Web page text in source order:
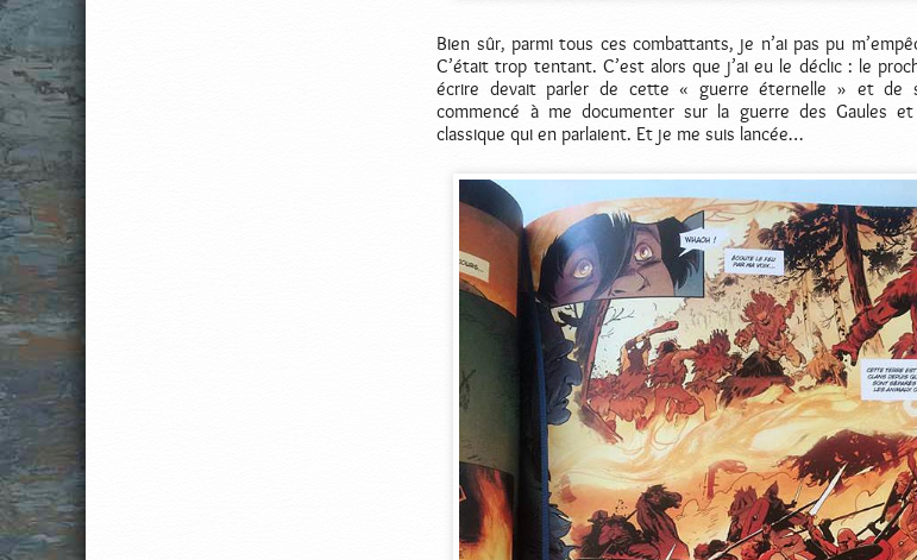
Bien sûr, parmi tous ces combattants, je n’ai pas pu
C’était trop tentant. C’est alors que j’ai eu le déclic : le
écrire devait parler de cette « guerre éternelle » et de
commencé à me documenter sur la guerre des Gaules
classique qui en parlaient. Et je me suis lancée…